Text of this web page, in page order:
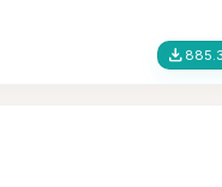
file_download